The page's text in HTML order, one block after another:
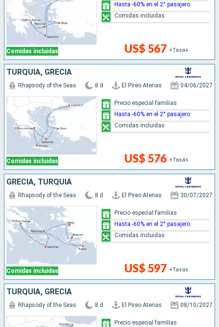
Comidas incluidas US$ 567 +Tasas
Hasta -60% en el 2° pasajero
Comidas incluidas
TURQUÍA, GRECIA
Comidas incluidas
Rhapsody of the Seas 8 d El Pireo Atenas 04/06/2027
US$ 576 +Tasas
Precio especial familias
Hasta -60% en el 2° pasajero
Comidas incluidas
GRECIA, TURQUÍA
Comidas incluidas
Rhapsody of the Seas 8 d El Pireo Atenas 30/07/2027
US$ 597 +Tasas
Precio especial familias
Hasta -60% en el 2° pasajero
Comidas incluidas
TURQUÍA, GRECIA
Rhapsody of the Seas 8 d El Pireo Atenas 08/10/2027
Precio especial familias